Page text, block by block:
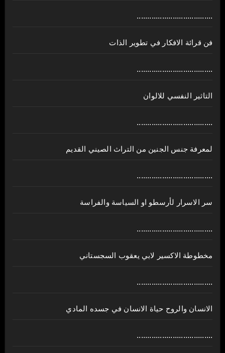
....................................
فن قرائة الافكار في تطوير الذات
....................................
التاثير النفسي للالوان
....................................
لمعرفة جنس الجنين من التراث الصيني القديم
....................................
سر الاسرار لأرسطو او السياسة والفراسة
....................................
مخطوطة الاكسير لابي يعقوب السجستاني
....................................
الانسان والروح حياة الانسان في جسده المادي
....................................